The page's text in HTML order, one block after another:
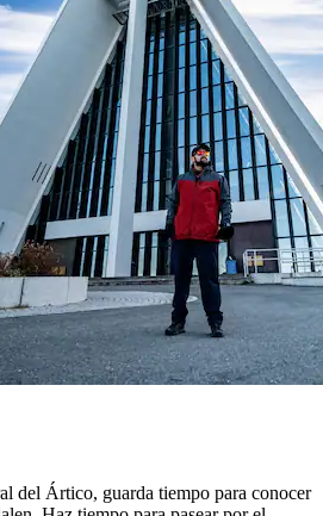
del Ártico, guarda tiempo para conocer